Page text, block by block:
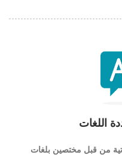
اللغات
من قبل مختصين بلغات